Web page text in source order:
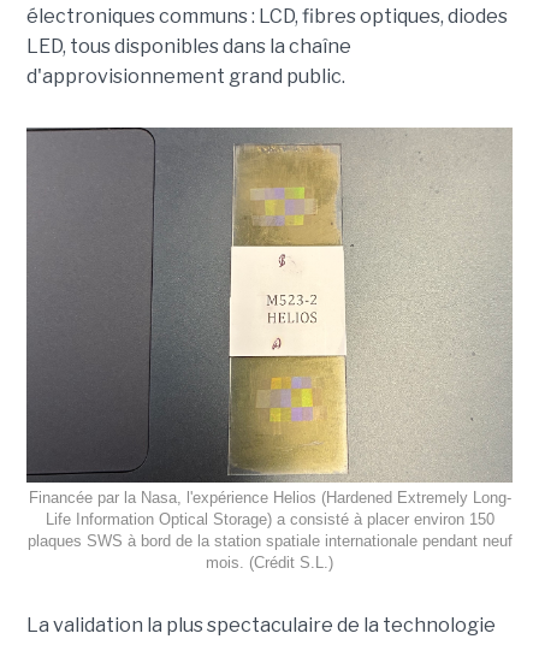
électroniques communs : LCD, fibres optiques, diodes
LED, tous disponibles dans la chaîne
d'approvisionnement grand public.
Financée par la Nasa, l'expérience Helios (Hardened Extremely Long-
Life Information Optical Storage) a consisté à placer environ 150
plaques SWS à bord de la station spatiale internationale pendant neuf
mois. (Crédit S.L.)
La validation la plus spectaculaire de la technologie